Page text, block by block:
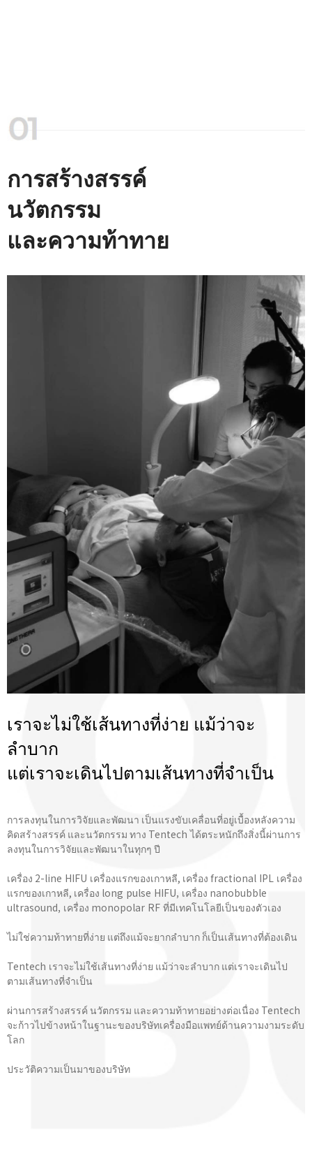
การสร้างสรรค์
นวัตกรรม
และความท้าทาย
เราจะไม่ใช้เส้นทางที่ง่าย แม้ว่าจะ
ลำบาก
แต่เราจะเดินไปตามเส้นทางที่จําเป็น
การลงทุนในการวิจัยและพัฒนา เป็นแรงขับเคลื่อนที่อยู่เบื้องหลังความ
คิดสร้างสรรค์ และนวัตกรรม ทาง Tentech ได้ตระหนักถึงสิ่งนี้ผ่านการ
ลงทุนในการวิจัยและพัฒนาในทุกๆ ปี
เครื่อง 2-line HIFU เครื่องแรกของเกาหลี, เครื่อง fractional IPL เครื่อง
แรกของเกาหลี, เครื่อง long pulse HIFU, เครื่อง nanobubble
ultrasound, เครื่อง monopolar RF ที่มีเทคโนโลยีเป็นของตัวเอง
ไม่ใช่ความท้าทายที่ง่าย แต่ถึงแม้จะยากลำบาก ก็เป็นเส้นทางที่ต้องเดิน
Tentech เราจะไม่ใช้เส้นทางที่ง่าย แม้ว่าจะลำบาก แต่เราจะเดินไป
ตามเส้นทางที่จําเป็น
ผ่านการสร้างสรรค์ นวัตกรรม และความท้าทายอย่างต่อเนื่อง Tentech
จะก้าวไปข้างหน้าในฐานะของบริษัทเครื่องมือแพทย์ด้านความงามระดับ
โลก
ประวัติความเป็นมาของบริษัท